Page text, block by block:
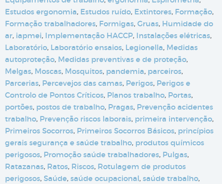
Estudos ergonomia, Estudos ruído, Extintores, Formação,
Formação trabalhadores, Formigas, Gruas, Humidade do
ar, iapmei, Implementação HACCP, Instalações elétricas,
Laboratório, Laboratório ensaios, Legionella, Medidas
autoproteção, Medidas preventivas e de proteção,
Melgas, Moscas, Mosquitos, pandemia, parceiros,
Parcerias, Percevejos das camas, Perigos, Perigos e
Controlo de Pontos Críticos, Planos trabalho, Portas,
portões, postos de trabalho, Pragas, Prevenção acidentes
trabalho, Prevenção riscos laborais, primeira intervenção,
Primeiros Socorros, Primeiros Socorros Básicos, princípios
gerais segurança e saúde trabalho, produtos químicos
perigosos, Promoção saúde trabalhadores, Pulgas,
Ratazanas, Ratos, Riscos, Rotulagem de produtos
perigosos, Saúde, saúde ocupacional, saúde trabalho,